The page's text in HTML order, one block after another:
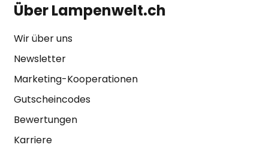
Über Lampenwelt.ch
Wir über uns
Newsletter
Marketing-Kooperationen
Gutscheincodes
Bewertungen
Karriere